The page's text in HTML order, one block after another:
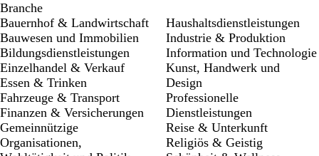
Branche
Bauernhof & Landwirtschaft
Bauwesen und Immobilien
Bildungsdienstleistungen
Einzelhandel & Verkauf
Essen & Trinken
Fahrzeuge & Transport
Finanzen & Versicherungen
Gemeinnützige
Organisationen,
Haushaltsdienstleistungen
Industrie & Produktion
Information und Technologie
Kunst, Handwerk und
Design
Professionelle
Dienstleistungen
Reise & Unterkunft
Religiös & Geistig